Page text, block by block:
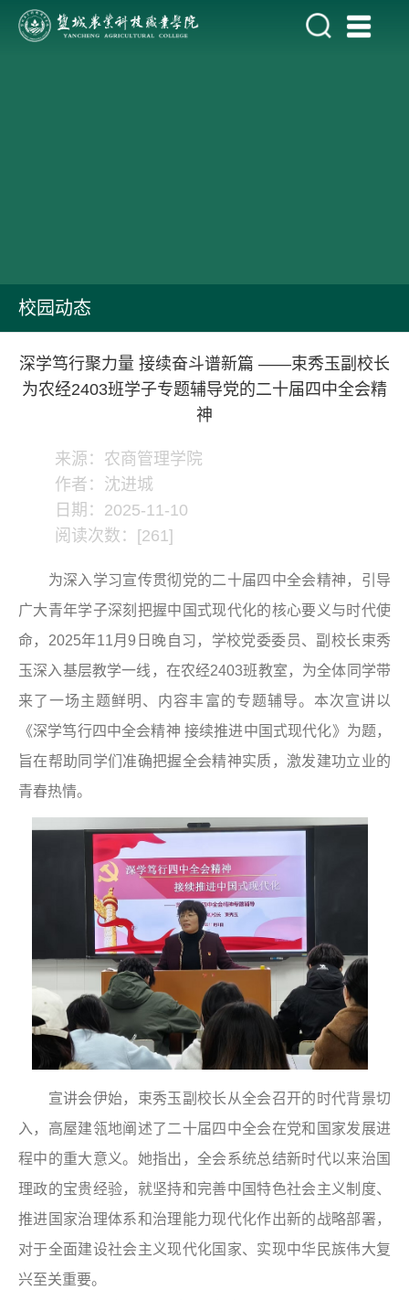
校园动态
深学笃行聚力量 接续奋斗谱新篇 ——束秀玉副校长
为农经2403班学子专题辅导党的二十届四中全会精
神
来源：农商管理学院
作者：沈进城
日期：2025-11-10
阅读次数：[261]
为深入学习宣传贯彻党的二十届四中全会精神，引导
广大青年学子深刻把握中国式现代化的核心要义与时代使
命，2025年11月9日晚自习，学校党委委员、副校长束秀
玉深入基层教学一线，在农经2403班教室，为全体同学带
来了一场主题鲜明、内容丰富的专题辅导。本次宣讲以
《深学笃行四中全会精神 接续推进中国式现代化》为题，
旨在帮助同学们准确把握全会精神实质，激发建功立业的
青春热情。
宣讲会伊始，束秀玉副校长从全会召开的时代背景切
入，高屋建瓴地阐述了二十届四中全会在党和国家发展进
程中的重大意义。她指出，全会系统总结新时代以来治国
理政的宝贵经验，就坚持和完善中国特色社会主义制度、
推进国家治理体系和治理能力现代化作出新的战略部署，
对于全面建设社会主义现代化国家、实现中华民族伟大复
兴至关重要。